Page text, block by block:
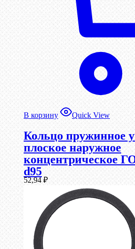
В корзину Quick View
Кольцо пружинное
плоское наружное
концентрическое
d95
52,94₽